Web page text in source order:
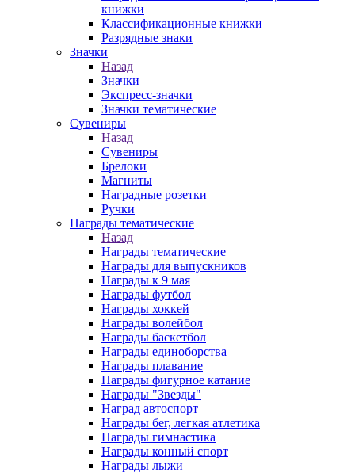
книжки
Классификационные книжки
Разрядные знаки
Значки
Назад
Значки
Экспресс-значки
Значки тематические
Сувениры
Назад
Сувениры
Брелоки
Магниты
Наградные розетки
Ручки
Награды тематические
Назад
Награды тематические
Награды для выпускников
Награды к 9 мая
Награды футбол
Награды хоккей
Награды волейбол
Награды баскетбол
Награды единоборства
Награды плавание
Награды фигурное катание
Награды "Звезды"
Наград автоспорт
Награды бег, легкая атлетика
Награды гимнастика
Награды конный спорт
Награды лыжи